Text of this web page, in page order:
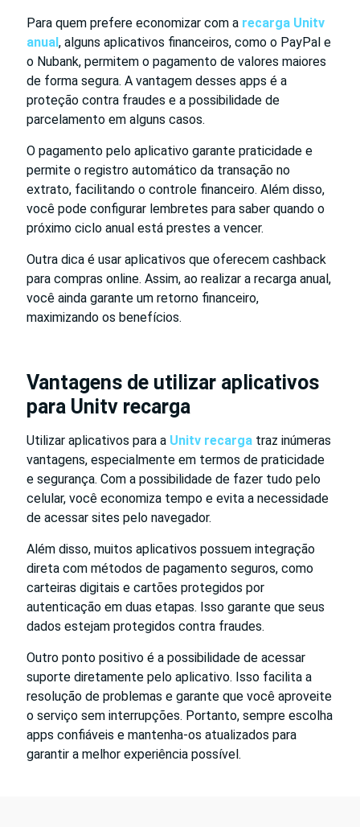
Para quem prefere economizar com a recarga Unitv
anual, alguns aplicativos financeiros, como o PayPal e
o Nubank, permitem o pagamento de valores maiores
de forma segura. A vantagem desses apps é a
proteção contra fraudes e a possibilidade de
parcelamento em alguns casos.
O pagamento pelo aplicativo garante praticidade e
permite o registro automático da transação no
extrato, facilitando o controle financeiro. Além disso,
você pode configurar lembretes para saber quando o
próximo ciclo anual está prestes a vencer.
Outra dica é usar aplicativos que oferecem cashback
para compras online. Assim, ao realizar a recarga anual,
você ainda garante um retorno financeiro,
maximizando os benefícios.
Vantagens de utilizar aplicativos
para Unitv recarga
Utilizar aplicativos para a Unitv recarga traz inúmeras
vantagens, especialmente em termos de praticidade
e segurança. Com a possibilidade de fazer tudo pelo
celular, você economiza tempo e evita a necessidade
de acessar sites pelo navegador.
Além disso, muitos aplicativos possuem integração
direta com métodos de pagamento seguros, como
carteiras digitais e cartões protegidos por
autenticação em duas etapas. Isso garante que seus
dados estejam protegidos contra fraudes.
Outro ponto positivo é a possibilidade de acessar
suporte diretamente pelo aplicativo. Isso facilita a
resolução de problemas e garante que você aproveite
o serviço sem interrupções. Portanto, sempre escolha
apps confiáveis e mantenha-os atualizados para
garantir a melhor experiência possível.